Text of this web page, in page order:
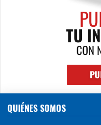
QUIÉNES SOMOS